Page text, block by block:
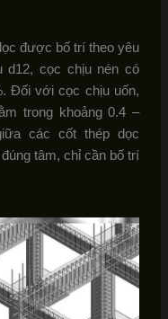
được bố trí theo yêu
d12, cọc chịu nén có
Đối với cọc chịu uốn,
trong khoảng 0.4 –
các cốt thép dọc
tâm, chỉ cần bố trí